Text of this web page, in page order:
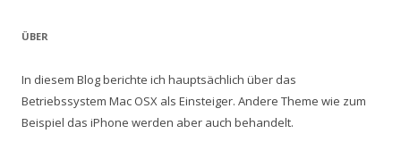
ÜBER
In diesem Blog berichte ich hauptsächlich über das
Betriebssystem Mac OSX als Einsteiger. Andere Theme wie zum
Beispiel das iPhone werden aber auch behandelt.